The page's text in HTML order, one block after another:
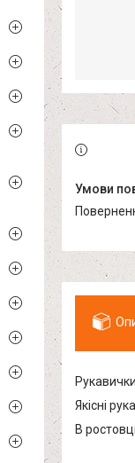
Якісні
В